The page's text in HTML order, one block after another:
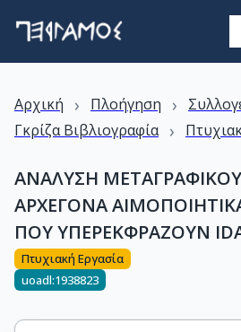
Αρχική › Πλοήγηση ›
Γκρίζα Βιβλιογραφία ›
ΑΝΑΛΥΣΗ
ΑΡΧΕΓΟΝΑ
ΠΟΥ ΥΠΕΡΕΚΦΡΑΖΟΥΝ
Πτυχιακή Εργασία
uoadl:1938823